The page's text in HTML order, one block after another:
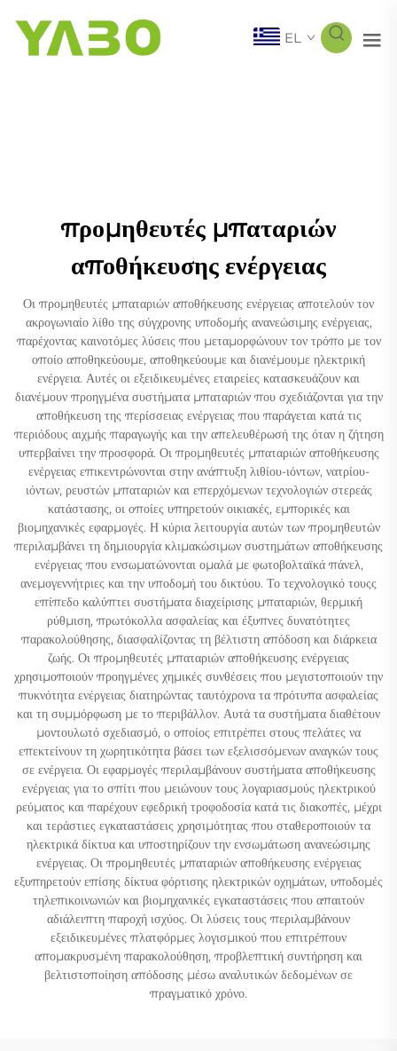
EL
προμηθευτές μπαταριών
αποθήκευσης ενέργειας
Οι προμηθευτές μπαταριών αποθήκευσης ενέργειας αποτελούν τον
ακρογωνιαίο λίθο της σύγχρονης υποδομής ανανεώσιμης ενέργειας,
παρέχοντας καινοτόμες λύσεις που μεταμορφώνουν τον τρόπο με τον
οποίο αποθηκεύουμε, αποθηκεύουμε και διανέμουμε ηλεκτρική
ενέργεια. Αυτές οι εξειδικευμένες εταιρείες κατασκευάζουν και
διανέμουν προηγμένα συστήματα μπαταριών που σχεδιάζονται για την
αποθήκευση της περίσσειας ενέργειας που παράγεται κατά τις
περιόδους αιχμής παραγωγής και την απελευθέρωσή της όταν η ζήτηση
υπερβαίνει την προσφορά. Οι προμηθευτές μπαταριών αποθήκευσης
ενέργειας επικεντρώνονται στην ανάπτυξη λιθίου-ιόντων, νατρίου-
ιόντων, ρευστών μπαταριών και επερχόμενων τεχνολογιών στερεάς
κατάστασης, οι οποίες υπηρετούν οικιακές, εμπορικές και
βιομηχανικές εφαρμογές. Η κύρια λειτουργία αυτών των προμηθευτών
περιλαμβάνει τη δημιουργία κλιμακώσιμων συστημάτων αποθήκευσης
ενέργειας που ενσωματώνονται ομαλά με φωτοβολταϊκά πάνελ,
ανεμογεννήτριες και την υποδομή του δικτύου. Το τεχνολογικό τουςς
επίπεδο καλύπτει συστήματα διαχείρισης μπαταριών, θερμική
ρύθμιση, πρωτόκολλα ασφαλείας και έξυπνες δυνατότητες
παρακολούθησης, διασφαλίζοντας τη βέλτιστη απόδοση και διάρκεια
ζωής. Οι προμηθευτές μπαταριών αποθήκευσης ενέργειας
χρησιμοποιούν προηγμένες χημικές συνθέσεις που μεγιστοποιούν την
πυκνότητα ενέργειας διατηρώντας ταυτόχρονα τα πρότυπα ασφαλείας
και τη συμμόρφωση με το περιβάλλον. Αυτά τα συστήματα διαθέτουν
μοντουλωτό σχεδιασμό, ο οποίος επιτρέπει στους πελάτες να
επεκτείνουν τη χωρητικότητα βάσει των εξελισσόμενων αναγκών τους
σε ενέργεια. Οι εφαρμογές περιλαμβάνουν συστήματα αποθήκευσης
ενέργειας για το σπίτι που μειώνουν τους λογαριασμούς ηλεκτρικού
ρεύματος και παρέχουν εφεδρική τροφοδοσία κατά τις διακοπές, μέχρι
και τεράστιες εγκαταστάσεις χρησιμότητας που σταθεροποιούν τα
ηλεκτρικά δίκτυα και υποστηρίζουν την ενσωμάτωση ανανεώσιμης
ενέργειας. Οι προμηθευτές μπαταριών αποθήκευσης ενέργειας
εξυπηρετούν επίσης δίκτυα φόρτισης ηλεκτρικών οχημάτων, υποδομές
τηλεπικοινωνιών και βιομηχανικές εγκαταστάσεις που απαιτούν
αδιάλειπτη παροχή ισχύος. Οι λύσεις τους περιλαμβάνουν
εξειδικευμένες πλατφόρμες λογισμικού που επιτρέπουν
απομακρυσμένη παρακολούθηση, προβλεπτική συντήρηση και
βελτιστοποίηση απόδοσης μέσω αναλυτικών δεδομένων σε
πραγματικό χρόνο.